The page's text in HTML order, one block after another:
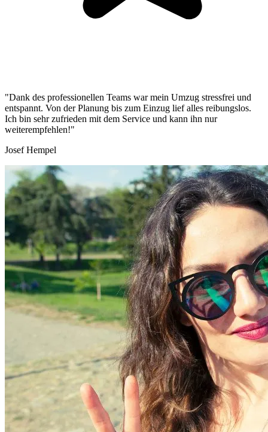
"Dank des professionellen Teams war mein Umzug stressfrei und
entspannt. Von der Planung bis zum Einzug lief alles reibungslos.
Ich bin sehr zufrieden mit dem Service und kann ihn nur
weiterempfehlen!"
Josef Hempel